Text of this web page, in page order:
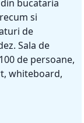
bucataria
si
de
Sala de
de persoane,
whiteboard,